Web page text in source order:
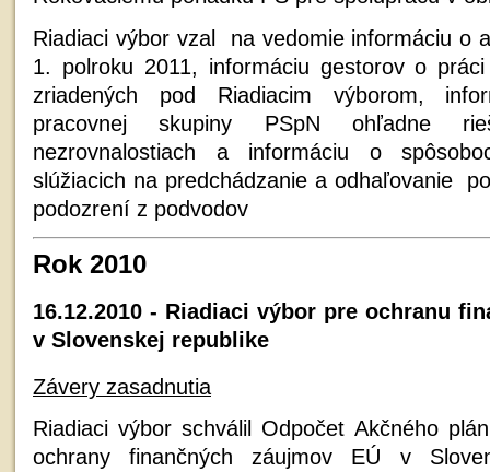
Riadiaci výbor vzal na vedomie informáciu o
1. polroku 2011, informáciu gestorov o
zriadených pod Riadiacim výborom,
pracovnej skupiny PSpN ohľadne
nezrovnalostiach a informáciu o
slúžiacich na predchádzanie a odhaľovanie
podozrení z podvodov
Rok 2010
16.12.2010 - Riadiaci výbor pre ochranu
v Slovenskej republike
Závery zasadnutia
Riadiaci výbor schválil Odpočet Akčného
ochrany finančných záujmov EÚ v